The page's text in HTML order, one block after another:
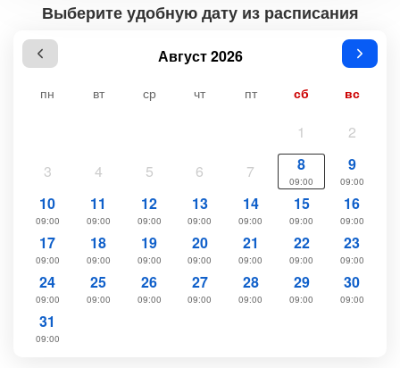
Выберите удобную дату из расписания
Август 2026
пн вт ср чт пт сб вс
1
2
3
4 5 6 7 8
09:00
9
09:00
10
09:00
11
09:00
12
09:00
13
09:00
14
09:00
15
09:00
16
09:00
17
09:00
18
09:00
19
09:00
20
09:00
21
09:00
22
09:00
23
09:00
24
09:00
25
09:00
26
09:00
27
09:00
28
09:00
29
09:00
30
09:00
31
09:00